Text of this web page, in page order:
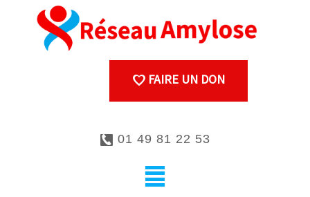
FAIRE UN DON
01 49 81 22 53